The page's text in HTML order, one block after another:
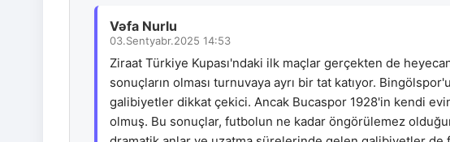
Vəfa Nurlu
03.Sentyabr.2025 14:53
Ziraat Türkiye Kupası'ndaki ilk maçlar gerçekten de
sonuçların olması turnuvaya ayrı bir tat katıyor.
galibiyetler dikkat çekici. Ancak Bucaspor 1928'in kendi
olmuş. Bu sonuçlar, futbolun ne kadar öngörülemez